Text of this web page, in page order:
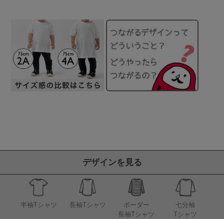
デザインを見る
半袖Tシャツ 長袖Tシャツ
ボーダー
長袖Tシャツ
七分袖
Tシャツ